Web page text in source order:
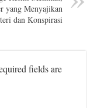
yang Menyajikan
dan Konspirasi
fields are